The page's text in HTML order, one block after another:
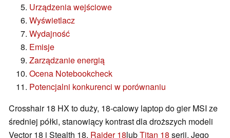
Urządzenia wejściowe
Wyświetlacz
Wydajność
Emisje
Zarządzanie energią
Ocena Notebookcheck
Potencjalni konkurenci w porównaniu
Crosshair 18 HX to duży, 18-calowy laptop do gier MSI ze
średniej półki, stanowiący kontrast dla droższych modeli
Vector 18 i Stealth 18, Raider 18lubTitan 18 serii. Jego